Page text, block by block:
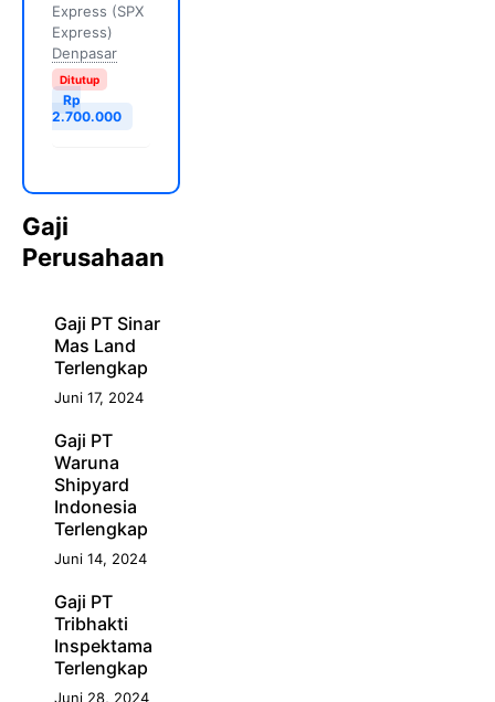
Express (SPX
Express)
Denpasar
Ditutup
Rp
2.700.000
Gaji
Perusahaan
Gaji PT Sinar
Mas Land
Terlengkap
Juni 17, 2024
Gaji PT
Waruna
Shipyard
Indonesia
Terlengkap
Juni 14, 2024
Gaji PT
Tribhakti
Inspektama
Terlengkap
Juni 28, 2024